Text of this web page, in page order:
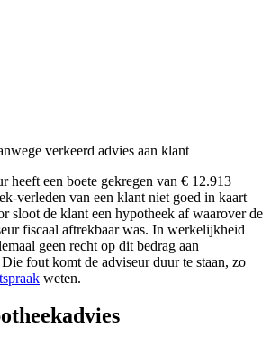
verkeerd advies aan klant
heeft een boete gekregen van € 12.913
verleden van een klant niet goed in kaart
sloot de klant een hypotheek af waarover de
fiscaal aftrekbaar was. In werkelijkheid
geen recht op dit bedrag aan
fout komt de adviseur duur te staan, zo
weten.